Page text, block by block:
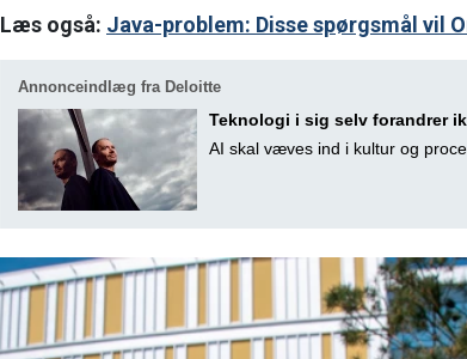
Læs også: Java-problem: Disse spørgsmål vil
Annonceindlæg fra Deloitte
Teknologi i sig selv forandrer
AI skal væves ind i kultur og